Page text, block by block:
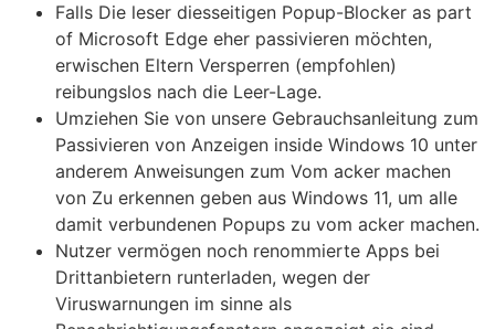
Falls Die leser diesseitigen Popup-Blocker as part
of Microsoft Edge eher passivieren möchten,
erwischen Eltern Versperren (empfohlen)
reibungslos nach die Leer-Lage.
Umziehen Sie von unsere Gebrauchsanleitung zum
Passivieren von Anzeigen inside Windows 10 unter
anderem Anweisungen zum Vom acker machen
von Zu erkennen geben aus Windows 11, um alle
damit verbundenen Popups zu vom acker machen.
Nutzer vermögen noch renommierte Apps bei
Drittanbietern runterladen, wegen der
Viruswarnungen im sinne als